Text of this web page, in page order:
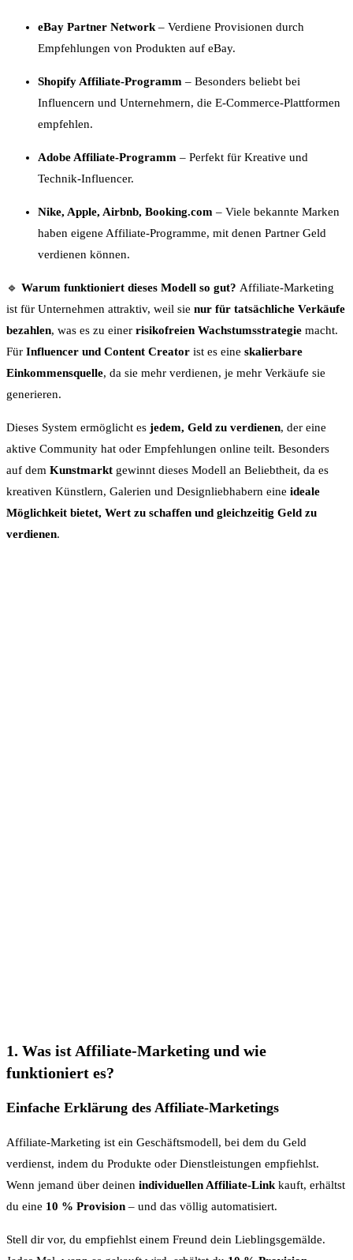
eBay Partner Network– Verdiene Provisionen durch
Empfehlungen von Produkten auf eBay.
Shopify Affiliate-Programm – Besonders beliebt bei
Influencern und Unternehmern, die E-Commerce-Plattformen
empfehlen.
Adobe Affiliate-Programm – Perfekt für Kreative und
Technik-Influencer.
Nike, Apple, Airbnb, Booking.com – Viele bekannte Marken
haben eigene Affiliate-Programme, mit denen Partner Geld
verdienen können.
🔹 Warum funktioniert dieses Modell so gut? Affiliate-Marketing
ist für Unternehmen attraktiv, weil sie nur für tatsächliche Verkäufe
bezahlen, was es zu einer risikofreien Wachstumsstrategie macht.
Für Influencer und Content Creator ist es eine skalierbare
Einkommensquelle, da sie mehr verdienen, je mehr Verkäufe sie
generieren.
Dieses System ermöglicht es jedem, Geld zu verdienen, der eine
aktive Community hat oder Empfehlungen online teilt. Besonders
auf dem Kunstmarkt gewinnt dieses Modell an Beliebtheit, da es
kreativen Künstlern, Galerien und Designliebhabern eine ideale
Möglichkeit bietet, Wert zu schaffen und gleichzeitig Geld zu
verdienen.
1. Was ist Affiliate-Marketing und wie
funktioniert es?
Einfache Erklärung des Affiliate-Marketings
Affiliate-Marketing ist ein Geschäftsmodell, bei dem du Geld
verdienst, indem du Produkte oder Dienstleistungen empfiehlst.
Wenn jemand über deinen individuellen Affiliate-Link kauft, erhältst
du eine 10 % Provision – und das völlig automatisiert.
Stell dir vor, du empfiehlst einem Freund dein Lieblingsgemälde.